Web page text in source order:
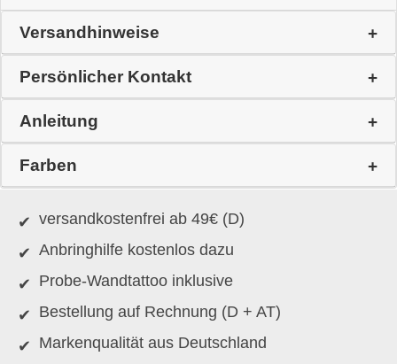
Versandhinweise
Persönlicher Kontakt
Anleitung
Farben
versandkostenfrei ab 49€ (D)
Anbringhilfe kostenlos dazu
Probe-Wandtattoo inklusive
Bestellung auf Rechnung (D + AT)
Markenqualität aus Deutschland